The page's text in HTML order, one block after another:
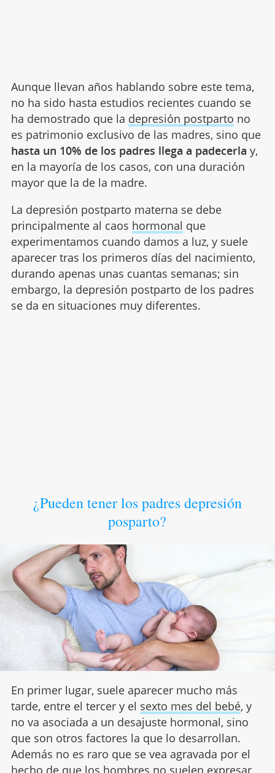
Aunque llevan años hablando sobre este tema,
no ha sido hasta estudios recientes cuando se
ha demostrado que la depresión postparto no
es patrimonio exclusivo de las madres, sino que
hasta un 10% de los padres llega a padecerla y,
en la mayoría de los casos, con una duración
mayor que la de la madre.
La depresión postparto materna se debe
principalmente al caos hormonal que
experimentamos cuando damos a luz, y suele
aparecer tras los primeros días del nacimiento,
durando apenas unas cuantas semanas; sin
embargo, la depresión postparto de los padres
se da en situaciones muy diferentes.
¿Pueden tener los padres depresión
posparto?
En primer lugar, suele aparecer mucho más
tarde, entre el tercer y el sexto mes del bebé, y
no va asociada a un desajuste hormonal, sino
que son otros factores la que lo desarrollan.
Además no es raro que se vea agravada por el